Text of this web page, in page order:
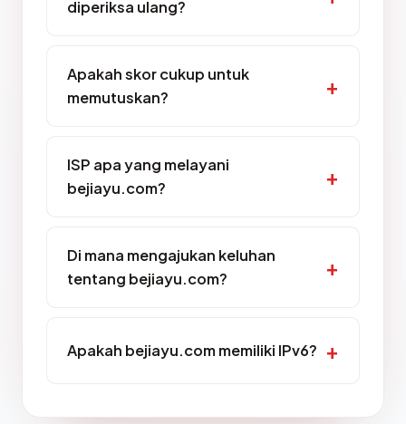
diperiksa ulang?
Apakah skor cukup untuk
memutuskan?
ISP apa yang melayani
bejiayu.com?
Di mana mengajukan keluhan
tentang bejiayu.com?
Apakah bejiayu.com memiliki IPv6?